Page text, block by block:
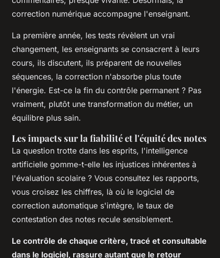
correction numérique accompagne l'enseignant.
La première année, les tests révèlent un vrai
changement, les enseignants se consacrent à leurs
cours, ils discutent, ils préparent de nouvelles
séquences, la correction n'absorbe plus toute
l'énergie. Est-ce la fin du contrôle permanent ? Pas
vraiment, plutôt une transformation du métier, un
équilibre plus sain.
Les impacts sur la fiabilité et l'équité des notes
La question trotte dans les esprits, l'intelligence
artificielle gomme-t-elle les injustices inhérentes à
l'évaluation scolaire ? Vous consultez les rapports,
vous croisez les chiffres, là où le logiciel de
correction automatique s'intègre, le taux de
contestation des notes recule sensiblement.
Le contrôle de chaque critère, tracé et consultable
dans le logiciel, rassure autant que le retour